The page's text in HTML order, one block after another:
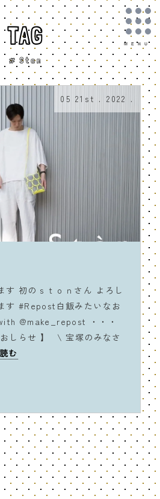
TAG
# Ston
05 21st . 2022 .
す 初のｓｔｏｎさん よろし
す #Repost白飯みたいなお
@make_repost ・・・
おしらせ 】 ⁡ \ 宝塚のみなさ
む